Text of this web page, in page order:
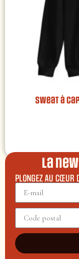
Sweat à
La
PLONGEZ AU CŒUR